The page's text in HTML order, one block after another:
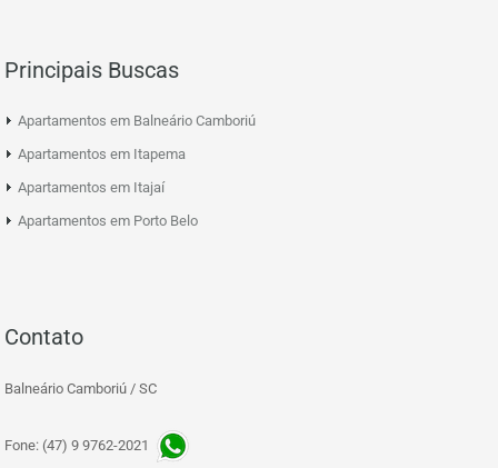
Principais Buscas
Apartamentos em Balneário Camboriú
Apartamentos em Itapema
Apartamentos em Itajaí
Apartamentos em Porto Belo
Contato
Balneário Camboriú / SC
Fone: (47) 9 9762-2021